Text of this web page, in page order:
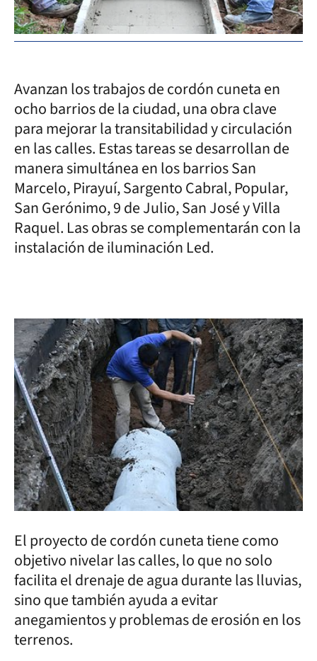
Avanzan los trabajos de cordón cuneta en
ocho barrios de la ciudad, una obra clave
para mejorar la transitabilidad y circulación
en las calles. Estas tareas se desarrollan de
manera simultánea en los barrios San
Marcelo, Pirayuí, Sargento Cabral, Popular,
San Gerónimo, 9 de Julio, San José y Villa
Raquel. Las obras se complementarán con la
instalación de iluminación Led.
El proyecto de cordón cuneta tiene como
objetivo nivelar las calles, lo que no solo
facilita el drenaje de agua durante las lluvias,
sino que también ayuda a evitar
anegamientos y problemas de erosión en los
terrenos.